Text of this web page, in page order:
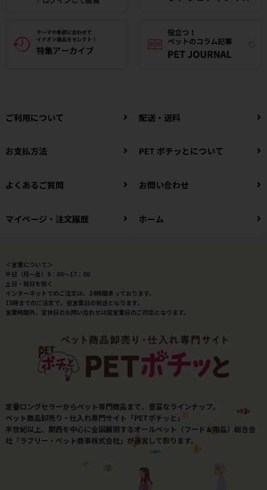
ご利用について 配送・送料
お支払方法 PET ポチッとについて
よくあるご質問 お問い合わせ
マイページ・注文履歴 ホーム
＜営業について＞
平日（月～金）9：00～17：00
土日・祝日を除く
インターネットでのご注文は、24時間承っております。
15時までのご注文で、翌営業日の発送となります。
営業時間外、定休日のお問い合わせは翌営業日のご対応となります。
定番ロングセラーからペット専門商品まで、豊富なラインナップ。
ペット商品卸売り・仕入れ専門サイト「PETポチッと」
半世紀以上、関西を中心に全国展開するオールペット（フード＆用品）総合会
社「ラブリー・ペット商事株式会社」が運営しております。